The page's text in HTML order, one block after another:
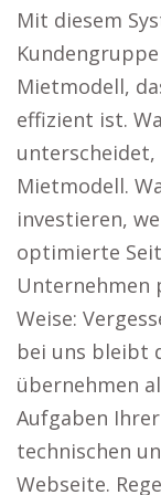
Mit diesem
Mietmodell,
effizient ist.
Mietmodell.
investieren,
optimierte
Unternehmen
Weise:
bei uns bleibt
übernehmen
Aufgaben
technischen
Webseite.